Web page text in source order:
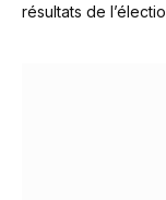
résultats de